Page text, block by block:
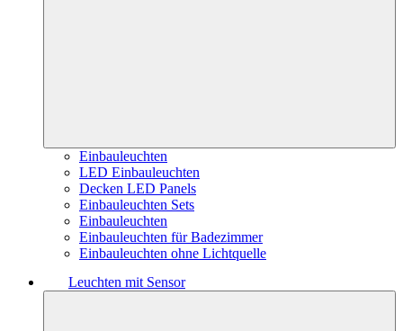
Einbauleuchten
LED Einbauleuchten
Decken LED Panels
Einbauleuchten Sets
Einbauleuchten
Einbauleuchten für Badezimmer
Einbauleuchten ohne Lichtquelle
Leuchten mit Sensor